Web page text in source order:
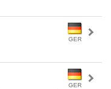
GER
GER